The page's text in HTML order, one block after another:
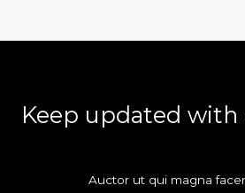
Keep updated with
Auctor ut qui magna